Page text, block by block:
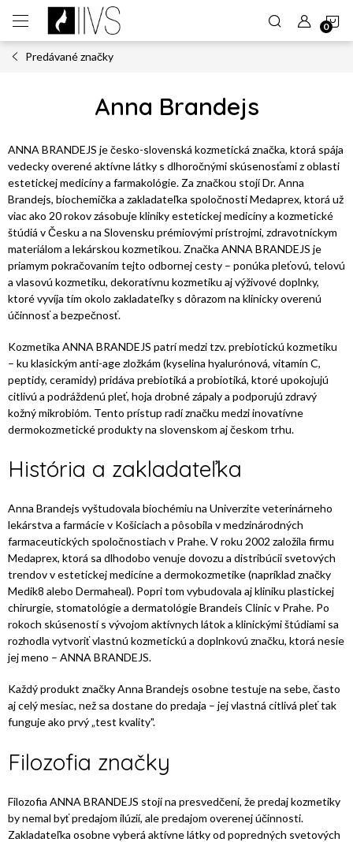
obsah
Predávané značky
Anna Brandejs
ANNA BRANDEJS je česko-slovenská kozmetická značka, ktorá spája
vedecky overené aktívne látky s dlhoročnými skúsenosťami z oblasti
estetickej medicíny a farmakológie. Za značkou stojí Dr. Anna
Brandejs, biochemička a zakladateľka spoločnosti Medaprex, ktorá už
viac ako 20 rokov zásobuje kliniky estetickej medicíny a kozmetické
štúdiá v Česku a na Slovensku prémiovými prístrojmi, zdravotníckym
materiálom a lekárskou kozmetikou. Značka ANNA BRANDEJS je
priamym pokračovaním tejto odbornej cesty – ponúka pleťovú, telovú
a vlasovú kozmetiku, dekoratívnu kozmetiku aj výživové doplnky,
ktoré vyvíja tím okolo zakladateľky s dôrazom na klinicky overenú
účinnosť a bezpečnosť.
Kozmetika ANNA BRANDEJS patrí medzi tzv. prebiotickú kozmetiku
– ku klasickým anti-age zložkám (kyselina hyalurónová, vitamín C,
peptidy, ceramidy) pridáva prebiotiká a probiotiká, ktoré upokojujú
citlivú a podráždenú pleť, hoja drobné zápaly a podporujú zdravý
kožný mikrobióm. Tento prístup radí značku medzi inovatívne
dermokozmetické produkty na slovenskom aj českom trhu.
História a zakladateľka
Anna Brandejs vyštudovala biochémiu na Univerzite veterinárneho
lekárstva a farmácie v Košiciach a pôsobila v medzinárodných
farmaceutických spoločnostiach v Prahe. V roku 2002 založila firmu
Medaprex, ktorá sa dlhodobo venuje dovozu a distribúcii svetových
trendov v estetickej medicíne a dermokozmetike (napríklad značky
Medik8 alebo Dermaheal). Popri tom vybudovala aj kliniku plastickej
chirurgie, stomatológie a dermatológie Brandeis Clinic v Prahe. Po
rokoch skúseností s vývojom aktívnych látok a klinickými štúdiami sa
rozhodla vytvoriť vlastnú kozmetickú a doplnkovú značku, ktorá nesie
jej meno – ANNA BRANDEJS.
Každý produkt značky Anna Brandejs osobne testuje na sebe, často
aj celý mesiac, než sa dostane do predaja – jej vlastná citlivá pleť tak
funguje ako prvý „test kvality".
Filozofia značky
Filozofia ANNA BRANDEJS stojí na presvedčení, že predaj kozmetiky
by nemal byť predajom ilúzií, ale predajom overenej účinnosti.
Zakladateľka osobne vyberá aktívne látky od popredných svetových